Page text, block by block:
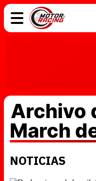
Archivo
March
NOTICIAS